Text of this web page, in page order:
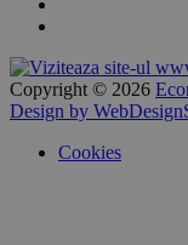
Copyright © 2026
Design by
Cookies